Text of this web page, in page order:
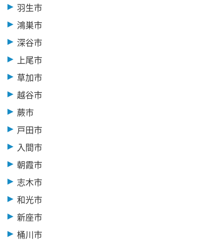
羽生市
鴻巣市
深谷市
上尾市
草加市
越谷市
蕨市
戸田市
入間市
朝霞市
志木市
和光市
新座市
桶川市